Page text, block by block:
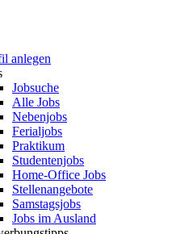
anlegen
Jobsuche
Alle Jobs
Nebenjobs
Ferialjobs
Praktikum
Studentenjobs
Home-Office Jobs
Stellenangebote
Samstagsjobs
Jobs im Ausland